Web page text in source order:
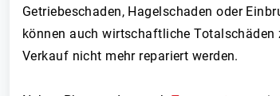
Getriebeschaden, Hagelschaden oder
können auch wirtschaftliche
Verkauf nicht mehr repariert werden.